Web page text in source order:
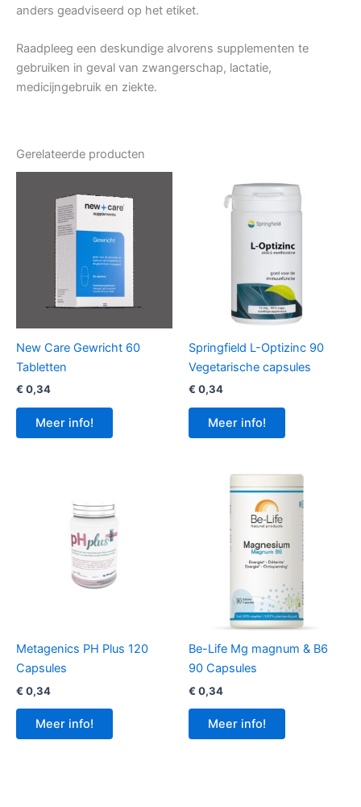
anders geadviseerd op het etiket.
Raadpleeg een deskundige alvorens supplementen te
gebruiken in geval van zwangerschap, lactatie,
medicijngebruik en ziekte.
Gerelateerde producten
New Care Gewricht 60
Tabletten
€ 0,34
Meer info!
Springfield L-Optizinc 90
Vegetarische capsules
€ 0,34
Meer info!
Metagenics PH Plus 120
Capsules
€ 0,34
Meer info!
Be-Life Mg magnum & B6
90 Capsules
€ 0,34
Meer info!